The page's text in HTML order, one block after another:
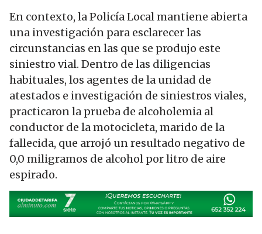
En contexto, la Policía Local mantiene abierta
una investigación para esclarecer las
circunstancias en las que se produjo este
siniestro vial. Dentro de las diligencias
habituales, los agentes de la unidad de
atestados e investigación de siniestros viales,
practicaron la prueba de alcoholemia al
conductor de la motocicleta, marido de la
fallecida, que arrojó un resultado negativo de
0,0 miligramos de alcohol por litro de aire
espirado.